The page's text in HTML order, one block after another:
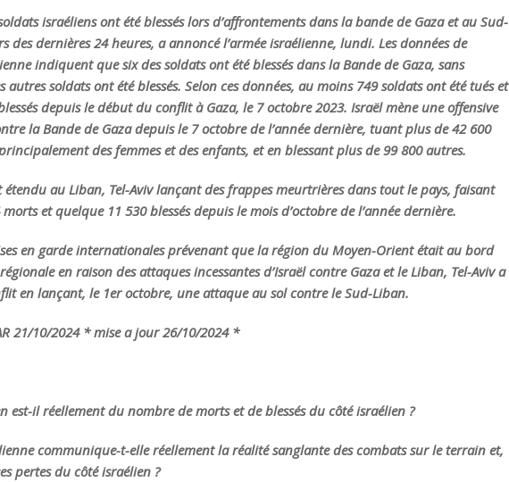
israéliens ont été blessés lors d’affrontements dans la bande de Gaza et au Sud-
des dernières 24 heures, a annoncé l’armée israélienne, lundi. Les données de
indiquent que six des soldats ont été blessés dans la Bande de Gaza, sans
autres soldats ont été blessés. Selon ces données, au moins 749 soldats ont été tués et
depuis le début du conflit à Gaza, le 7 octobre 2023. Israël mène une offensive
la Bande de Gaza depuis le 7 octobre de l’année dernière, tuant plus de 42 600
des femmes et des enfants, et en blessant plus de 99 800 autres.
étendu au Liban, Tel-Aviv lançant des frappes meurtrières dans tout le pays, faisant
et quelque 11 530 blessés depuis le mois d’octobre de l’année dernière.
en garde internationales prévenant que la région du Moyen-Orient était au bord
en raison des attaques incessantes d’Israël contre Gaza et le Liban, Tel-Aviv a
en lançant, le 1er octobre, une attaque au sol contre le Sud-Liban.
21/10/2024 * mise a jour 26/10/2024 *
est-il réellement du nombre de morts et de blessés du côté israélien ?
communique-t-elle réellement la réalité sanglante des combats sur le terrain et,
pertes du côté israélien ?